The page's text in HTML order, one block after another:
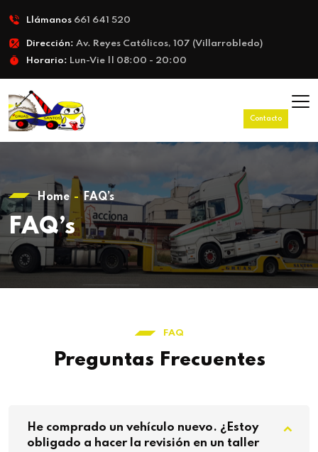
Llámanos 661 641 520
Dirección: Av. Reyes Católicos, 107 (Villarrobledo)
Horario: Lun-Vie || 08:00 - 20:00
Contacto
Home FAQ’s
FAQ’s
FAQ
Preguntas Frecuentes
He comprado un vehículo nuevo. ¿Estoy
obligado a hacer la revisión en un taller